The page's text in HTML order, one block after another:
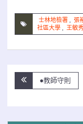
士林地檢署 , 張
社區大學 , 王敏
文
章
●教師守則